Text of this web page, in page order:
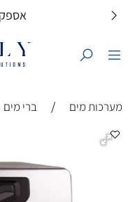
אספקה עד
מערכות מים / ברי מים